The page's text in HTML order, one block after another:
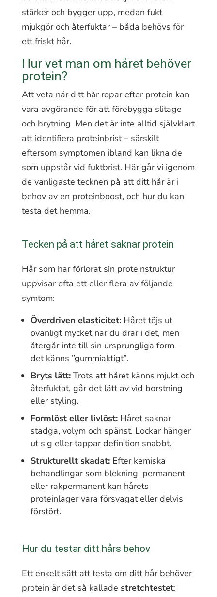
stärker och bygger upp, medan fukt
mjukgör och återfuktar – båda behövs för
ett friskt hår.
Hur vet man om håret behöver
protein?
Att veta när ditt hår ropar efter protein kan
vara avgörande för att förebygga slitage
och brytning. Men det är inte alltid självklart
att identifiera proteinbrist – särskilt
eftersom symptomen ibland kan likna de
som uppstår vid fuktbrist. Här går vi igenom
de vanligaste tecknen på att ditt hår är i
behov av en proteinboost, och hur du kan
testa det hemma.
Tecken på att håret saknar protein
Hår som har förlorat sin proteinstruktur
uppvisar ofta ett eller flera av följande
symtom:
Överdriven elasticitet:Håret töjs ut
ovanligt mycket när du drar i det, men
återgår inte till sin ursprungliga form –
det känns ”gummiaktigt”.
Bryts lätt:Trots att håret känns mjukt och
återfuktat, går det lätt av vid borstning
eller styling.
Formlöst eller livlöst:Håret saknar
stadga, volym och spänst. Lockar hänger
ut sig eller tappar definition snabbt.
Strukturellt skadat:Efter kemiska
behandlingar som blekning, permanent
eller rakpermanent kan hårets
proteinlager vara försvagat eller delvis
förstört.
Hur du testar ditt hårs behov
Ett enkelt sätt att testa om ditt hår behöver
protein är det så kallade stretchtestet: